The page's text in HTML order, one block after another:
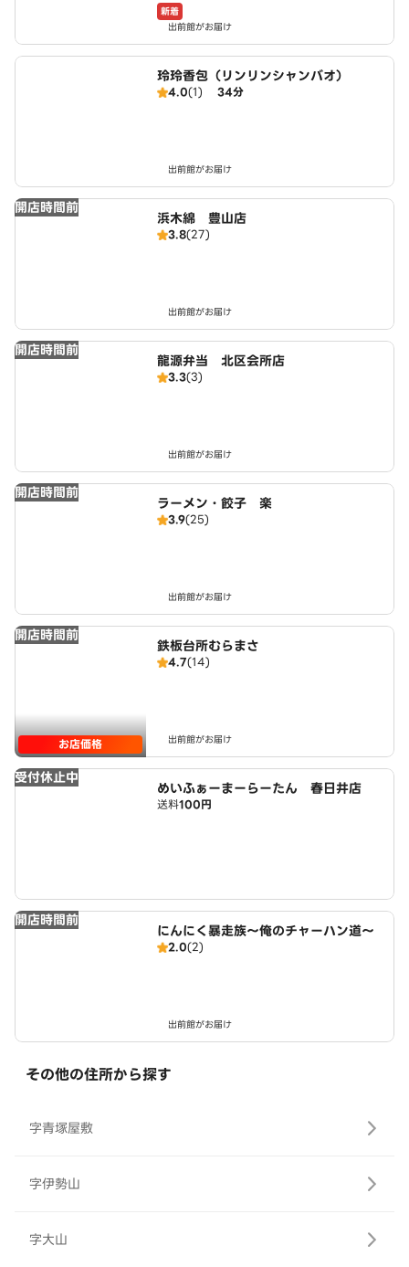
新着
出前館がお届け
玲玲香包（リンリンシャンバオ）
4.0(1) 34分
出前館がお届け
開店時間前
浜木綿 豊山店
3.8(27)
出前館がお届け
開店時間前
龍源弁当 北区会所店
3.3(3)
出前館がお届け
開店時間前
ラーメン・餃子 楽
3.9(25)
出前館がお届け
開店時間前
お店価格
鉄板台所むらまさ
4.7(14)
出前館がお届け
受付休止中
めいふぁーまーらーたん 春日井店
送料100円
開店時間前
にんにく暴走族～俺のチャーハン道～
2.0(2)
出前館がお届け
その他の住所から探す
字青塚屋敷
字伊勢山
字大山